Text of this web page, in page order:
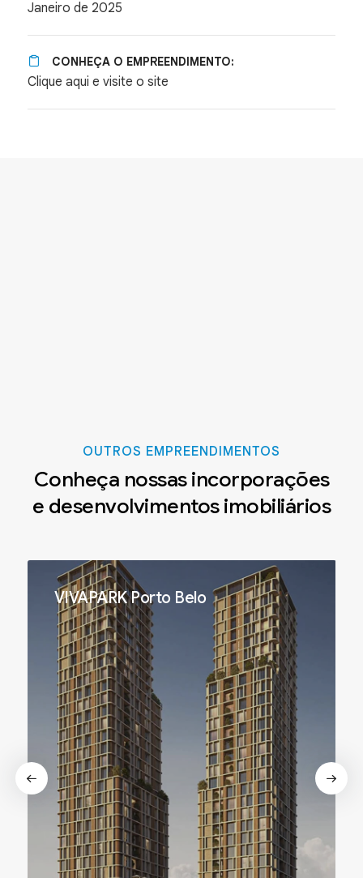
Janeiro de 2025
CONHEÇA O EMPREENDIMENTO:
Clique aqui e visite o site
OUTROS EMPREENDIMENTOS
Conheça nossas incorporações
e desenvolvimentos imobiliários
VIVAPARK Porto Belo